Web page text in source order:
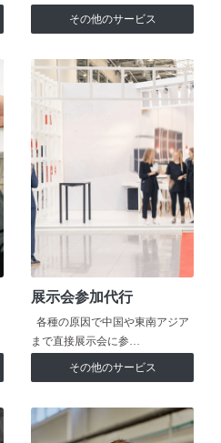
その他のサービス
展示会参加代行
各種の原因で中国や東南アジア
まで直接展示会に参…
その他のサービス